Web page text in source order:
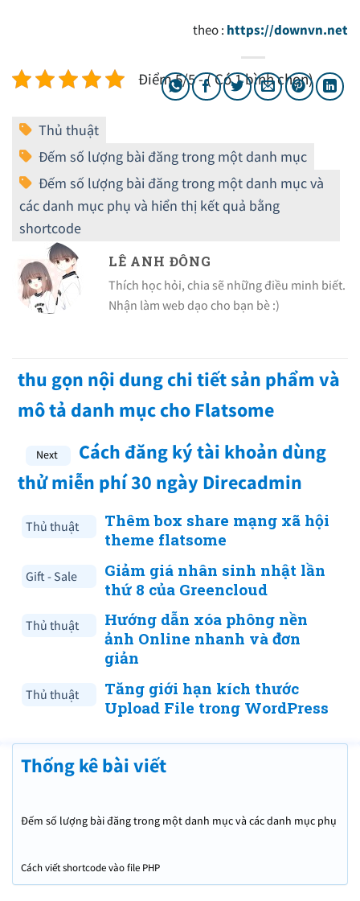
theo : https://downvn.net
Điểm 5/5 - ( Có 1 bình chọn)
LÊ ANH ĐÔNG
Thích học hỏi, chia sẽ những điều minh biết.
Nhận làm web dạo cho bạn bè :)
thu gọn nội dung chi tiết sản phẩm và
mô tả danh mục cho Flatsome
Cách đăng ký tài khoản dùng
thử miễn phí 30 ngày Direcadmin
Thủ thuật
Thêm box share mạng xã hội
theme flatsome
Gift - Sale
Giảm giá nhân sinh nhật lần
thứ 8 của Greencloud
Thủ thuật
Hướng dẫn xóa phông nền
ảnh Online nhanh và đơn
giản
Thủ thuật
Tăng giới hạn kích thước
Upload File trong WordPress
Thống kê bài viết
Đếm số lượng bài đăng trong một danh mục và các danh mục phụ
Cách viết shortcode vào file PHP